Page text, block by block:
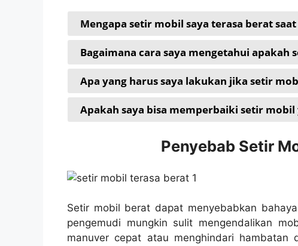
Mengapa setir mobil saya terasa berat
Bagaimana cara saya mengetahui apakah
Apa yang harus saya lakukan jika setir
Apakah saya bisa memperbaiki setir
Penyebab Setir
Setir mobil berat dapat menyebabkan
pengemudi mungkin sulit mengendalikan
manuver cepat atau menghindari